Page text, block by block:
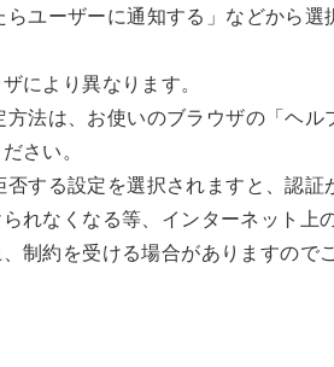
らユーザーに通知する」などから選
により異なります。
法は、お使いのブラウザの「ヘル
さい。
する設定を選択されますと、認証
れなくなる等、インターネット上
制約を受ける場合がありますので